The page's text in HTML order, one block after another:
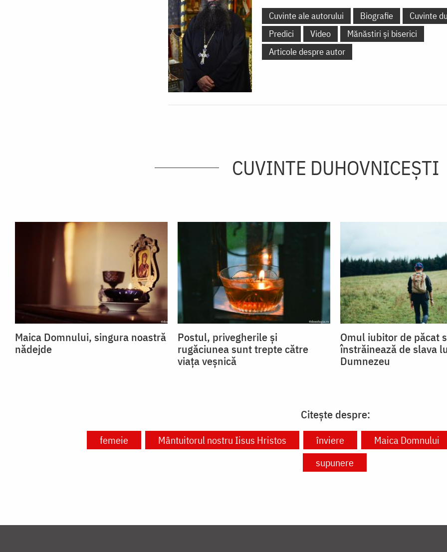
Cuvinte ale autorului Biografie
Cuvinte
Predici
Video
Mănăstiri și biserici
Articole despre autor
CUVINTE DUHOVNICEȘTI
Maica Domnului, singura noastră
nădejde
Postul, privegherile și
rugăciunea sunt trepte către
viața veșnică
Omul iubitor de păcat
înstrăinează de slava
Dumnezeu
Citește despre:
femeie Mântuitorul nostru Iisus Hristos înviere Maica Domnului
supunere